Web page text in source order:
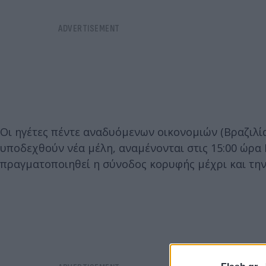
Οι ηγέτες πέντε αναδυόμενων οικονομιών
υποδεχθούν νέα μέλη, αναμένονται στις 15:00
πραγματοποιηθεί η σύνοδος κορυφής μέχρι και